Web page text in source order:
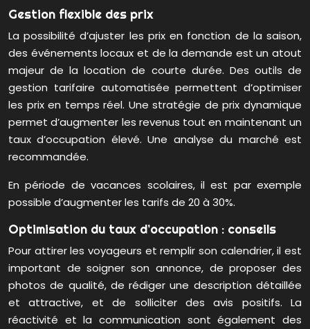
Gestion flexible des prix
La possibilité d’ajuster les prix en fonction de la saison,
des événements locaux et de la demande est un atout
majeur de la location de courte durée. Des outils de
gestion tarifaire automatisée permettent d’optimiser
les prix en temps réel. Une stratégie de prix dynamique
permet d’augmenter les revenus tout en maintenant un
taux d’occupation élevé. Une analyse du marché est
recommandée.
En période de vacances scolaires, il est par exemple
possible d’augmenter les tarifs de 20 à 30%.
Optimisation du taux d’occupation : conseils
Pour attirer les voyageurs et remplir son calendrier, il est
important de soigner son annonce, de proposer des
photos de qualité, de rédiger une description détaillée
et attractive, et de solliciter des avis positifs. La
réactivité et la communication sont également des